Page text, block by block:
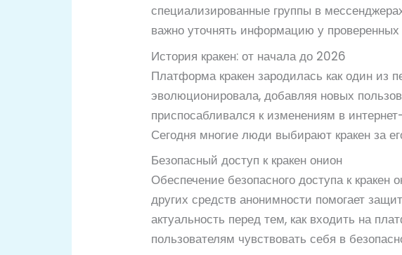
специализированные группы в
важно уточнять информацию у проверенных
История кракен: от начала до 2026
Платформа кракен зародилась как один из
эволюционировала, добавляя новых
приспосабливался к изменениям в
Сегодня многие люди выбирают кракен за
Безопасный доступ к кракен онион
Обеспечение безопасного доступа к
других средств анонимности помогает
актуальность перед тем, как входить на
пользователям чувствовать себя в